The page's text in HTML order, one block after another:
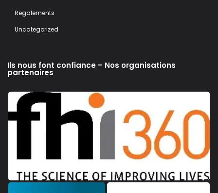
Regalements
Uncategorized
Ils nous font confiance – Nos organisations
partenaires